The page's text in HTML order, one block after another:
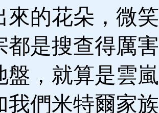
來的花朵，微
都是搜查得厲
盤，就算是雲
我們米特爾家